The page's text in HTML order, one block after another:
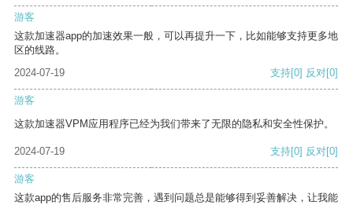
游客
这款加速器app的加速效果一般，可以再提升一下，比如能够支持更多地
区的线路。
2024-07-19
支持[0] 反对[0]
游客
这款加速器VPM应用程序已经为我们带来了无限的隐私和安全性保护。
2024-07-19 支持[0] 反对[0]
游客
这款app的售后服务非常完善，遇到问题总是能够得到妥善解决，让我能